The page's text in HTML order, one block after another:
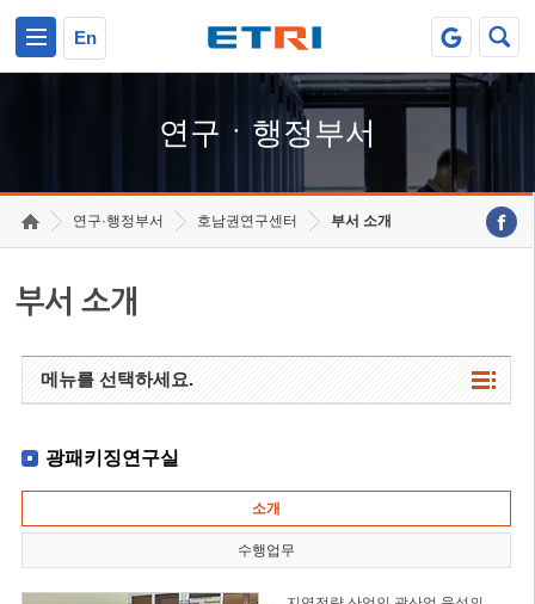
En
연구ㆍ행정부서
연구·행정부서 호남권연구센터 부서 소개
부서 소개
메뉴를 선택하세요.
광패키징연구실
소개
수행업무